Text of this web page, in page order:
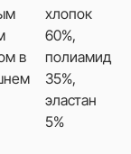
в
хлопок
60%,
полиамид
35%,
эластан
5%